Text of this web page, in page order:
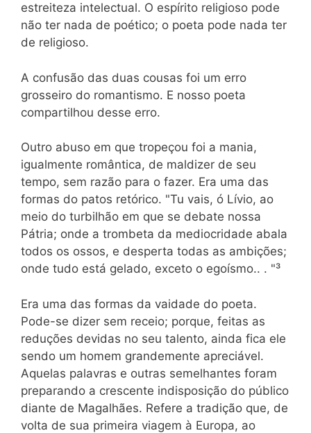
estreiteza intelectual. O espírito religioso pode
não ter nada de poético; o poeta pode nada ter
de religioso.
A confusão das duas cousas foi um erro
grosseiro do romantismo. E nosso poeta
compartilhou desse erro.
Outro abuso em que tropeçou foi a mania,
igualmente romântica, de maldizer de seu
tempo, sem razão para o fazer. Era uma das
formas do patos retórico. "Tu vais, ó Lívio, ao
meio do turbilhão em que se debate nossa
Pátria; onde a trombeta da mediocridade abala
todos os ossos, e desperta todas as ambições;
onde tudo está gelado, exceto o egoísmo.. . "³
Era uma das formas da vaidade do poeta.
Pode-se dizer sem receio; porque, feitas as
reduções devidas no seu talento, ainda fica ele
sendo um homem grandemente apreciável.
Aquelas palavras e outras semelhantes foram
preparando a crescente indisposição do público
diante de Magalhães. Refere a tradição que, de
volta de sua primeira viagem à Europa, ao